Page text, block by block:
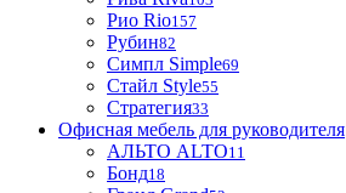
Рио Rio157
Рубин82
Симпл Simple69
Стайл Style55
Стратегия33
Офисная мебель для руководителя
АЛЬТО ALTO11
Бонд18